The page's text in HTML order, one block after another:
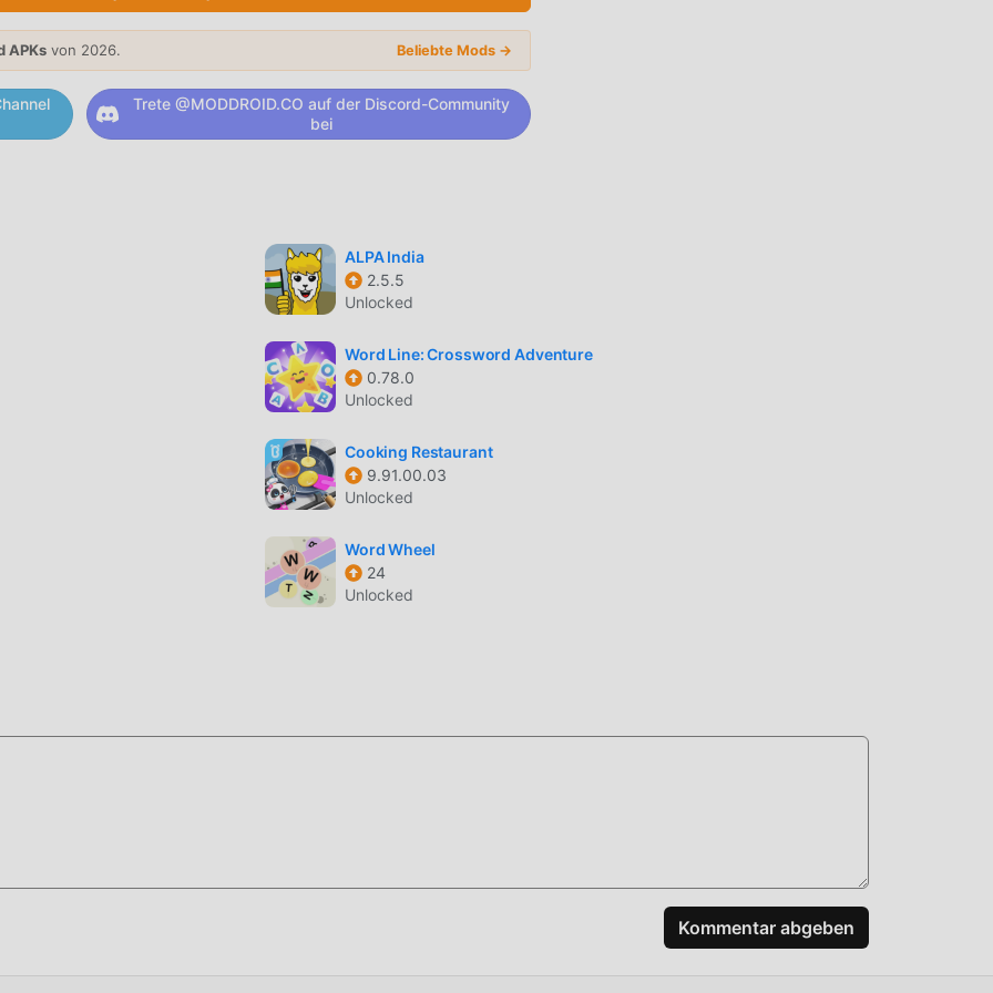
herunter, Sie können Word Go 1.28.0 mit einem Klick
lade Moddroid herunter und spiele!
zu herkömmlichen educational-Spielen müssen Sie in Word
Sie ganz einfach mit dem gesamten Spiel beginnen und die
Spiele bringen Word Go 1.28.0. Gleichzeitig hat
aufgebaut, die es Ihnen ermöglicht, mit allen
zu kommunizieren und zu teilen, worauf Sie warten, sich
educational-Fans anzuziehen und zu vergleichen Im Vergleich
1.28.0 eine aktualisierte virtuelle Engine eingeführt und
Technologie wurde das Bildschirmerlebnis des Spiels
Stil von educational beibehalten wird, verbessert das Maximum
viele verschiedene Arten von APK-Mobiltelefonen mit
dass alle Liebhaber von educational-Spielen das Glück voll
sowohl das Merkmal als auch der Spaß des Spiels ist, aber
um die Moddroid-APP zu installieren. Sie können die
APKs von 2026. Beliebte Mods →
Trete @MODDROID.CO auf der Discord-Community
bei
ALPA India
2.5.5
Unlocked
Word Line: Crossword Adventure
0.78.0
Unlocked
Cooking Restaurant
9.91.00.03
Unlocked
Word Wheel
24
Unlocked
Kommentar abgeben